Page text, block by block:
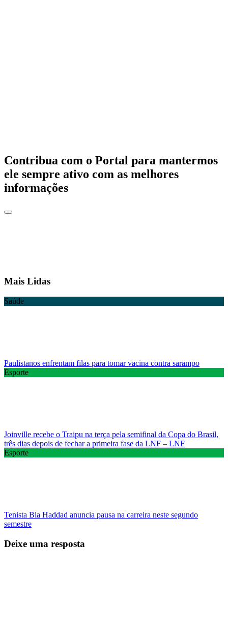
Contribua com o Portal para mantermos
ele sempre ativo com as melhores
informações
Mais Lidas
Saúde
Paulistanos enfrentam filas para tomar vacina contra sarampo
Esporte
Joinville recebe o Traipu na terça pela semifinal da Copa do Brasil,
três dias depois de fechar a primeira fase da LNF – LNF
Esporte
Tenista Bia Haddad anuncia pausa na carreira neste segundo
semestre
Deixe uma resposta